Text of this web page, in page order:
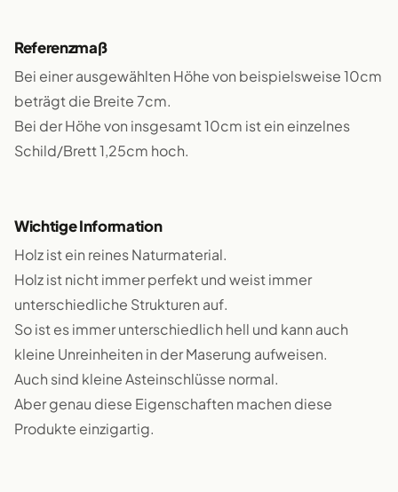
Referenzmaß
Bei einer ausgewählten Höhe von beispielsweise 10cm
beträgt die Breite 7cm.
Bei der Höhe von insgesamt 10cm ist ein einzelnes
Schild/Brett 1,25cm hoch.
Wichtige Information
Holz ist ein reines Naturmaterial.
Holz ist nicht immer perfekt und weist immer
unterschiedliche Strukturen auf.
So ist es immer unterschiedlich hell und kann auch
kleine Unreinheiten in der Maserung aufweisen.
Auch sind kleine Asteinschlüsse normal.
Aber genau diese Eigenschaften machen diese
Produkte einzigartig.